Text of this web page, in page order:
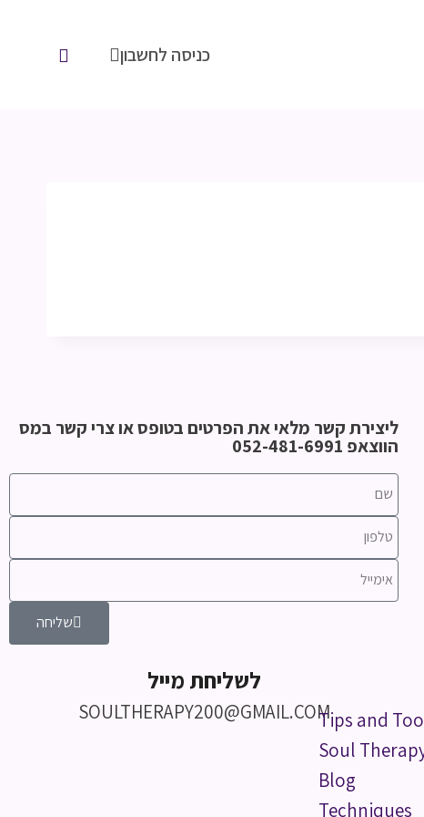
Tips and
Soul
Blog
Techniques
כניסה לחשבון
ליצירת קשר מלאי את הפרטים בטופס או צרי קשר במס
הווצאפ 052-481-6991
שליחה
לשליחת מייל
SOULTHERAPY200@GMAIL.COM